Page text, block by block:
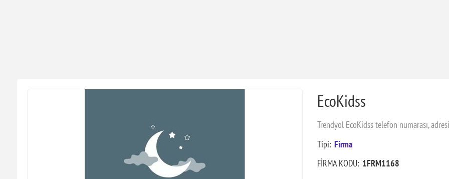
EcoKidss
Trendyol EcoKidss telefon numarası, adresi
Tipi: Firma
FİRMA KODU: 1FRM1168